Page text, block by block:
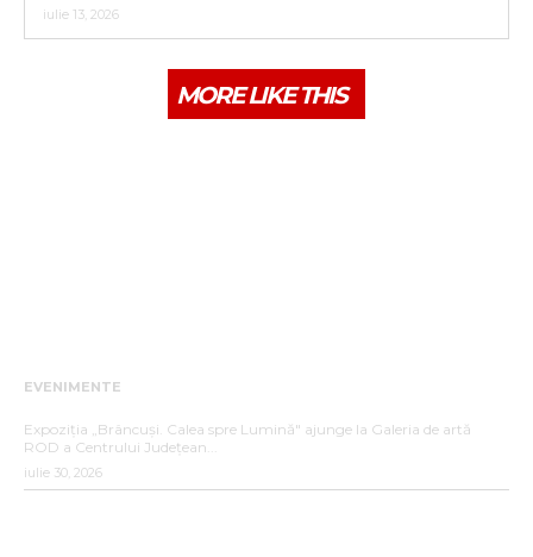
iulie 13, 2026
MORE LIKE THIS
EVENIMENTE
Expoziția „Brâncuși. Calea spre Lumină" ajunge la Galeria de artă
ROD a Centrului Județean...
iulie 30, 2026